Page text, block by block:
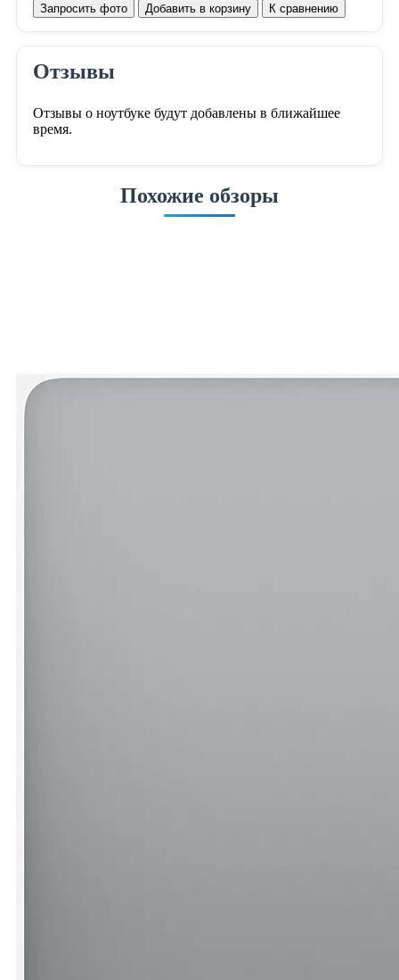
Запросить фото Добавить в корзину К сравнению
Отзывы
Отзывы о ноутбуке будут добавлены в ближайшее
время.
Похожие обзоры